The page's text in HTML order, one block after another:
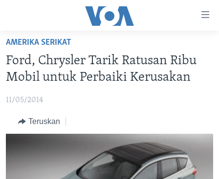
Akses
Lanjut
ke
Konten
Lanjut
BERANDA
DUNIA
POLYGRAPH
DAFTAR PROGRAM
AMERIKA SERIKAT
Ford, Chrysler Tarik Ratusan Ribu
Mobil untuk Perbaiki Kerusakan
11/05/2014
Teruskan